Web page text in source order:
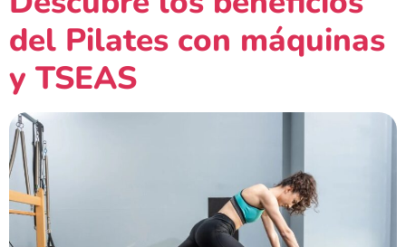
del Pilates con máquinas
y TSEAS